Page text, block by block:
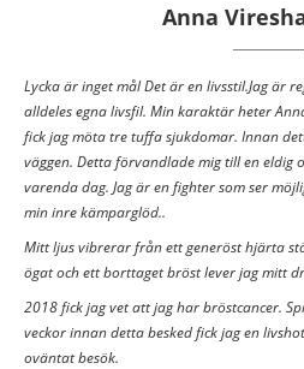
Anna
Lycka är inget mål Det är en livsstil.Jag är
alldeles egna livsfil. Min karaktär heter
fick jag möta tre tuffa sjukdomar. Innan
väggen. Detta förvandlade mig till en eldig
varenda dag. Jag är en fighter som ser
min inre kämparglöd..
Mitt ljus vibrerar från ett generöst hjärta
ögat och ett borttaget bröst lever jag mitt
2018 fick jag vet att jag har bröstcancer.
veckor innan detta besked fick jag en
oväntat besök.